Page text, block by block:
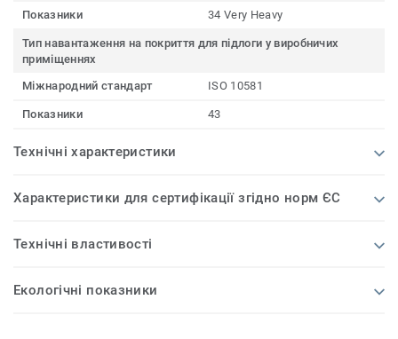
Показники 34 Very Heavy
Тип навантаження на покриття для підлоги у виробничих
приміщеннях
Міжнародний стандарт
ISO 10581
Показники 43
Технічні характеристики
Характеристики для сертифікації згідно норм ЄС
Технічні властивості
Екологічні показники